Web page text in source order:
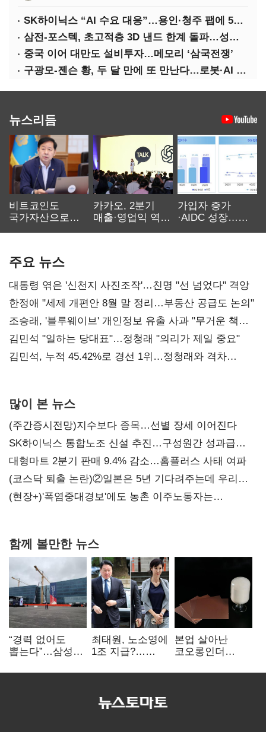
SK하이닉스 “AI 수요 대응”…용인·청주 팹에 54조 투자
삼전-포스텍, 초고적층 3D 낸드 한계 돌파…성능·전력효율 개선
중국 이어 대만도 설비투자…메모리 ‘삼국전쟁’
구광모-젠슨 황, 두 달 만에 또 만난다…로봇·AI 등 논의
뉴스리듬
비트코인도
국가자산으로…'
카카오, 2분기
매출·영업익 역대
가입자 증가
·AIDC 성장…
주요 뉴스
대통령 엮은 '신천지 사진조작'…친명 "선 넘었다" 격앙
한정애 "세제 개편안 8월 말 정리…부동산 공급도 논의"
조승래, '블루웨이브' 개인정보 유출 사과 "무거운 책임
통감"
김민석 "일하는 당대표"…정청래 "의리가 제일 중요"
김민석, 누적 45.42%로 경선 1위…정청래와 격차
많이 본 뉴스
(주간증시전망)지수보다 종목…선별 장세 이어진다
SK하이닉스 통합노조 신설 추진…구성원간 성과급
불만 확산
대형마트 2분기 판매 9.4% 감소…홈플러스 사태 여파
(코스닥 퇴출 논란)②일본은 5년 기다려주는데 우리는
당장 퇴출?…시간만으론 부족한 코스닥 구하기
(현장+)'폭염중대경보'에도 농촌 이주노동자는
함께 볼만한 뉴스
“경력 없어도
뽑는다”…삼성
반도체 인재
최태원, 노소영에
1조 지급?…
본업 살아난
코오롱인더
배터리 소재로